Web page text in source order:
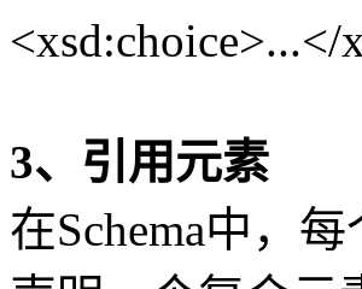
3、引用元素
在Schema中，